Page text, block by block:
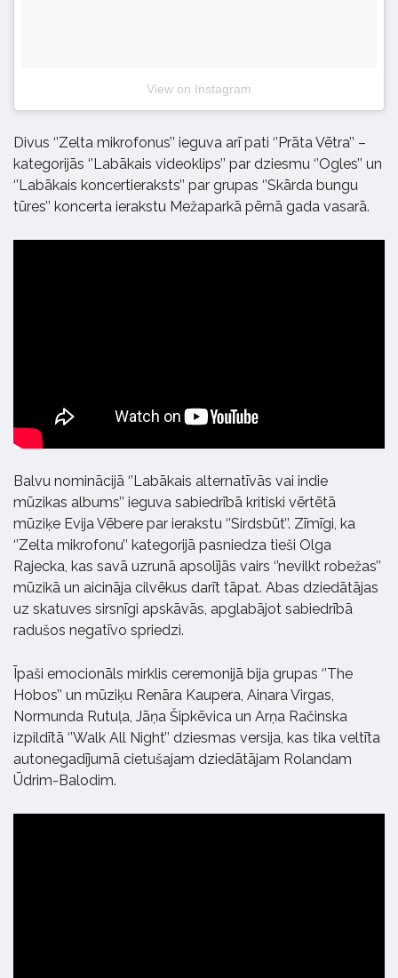
View on Instagram
Divus ‘’Zelta mikrofonus’’ ieguva arī pati ‘’Prāta Vētra’’ –
kategorijās ‘’Labākais videoklips’’ par dziesmu ‘’Ogles’’ un
‘’Labākais koncertieraksts’’ par grupas ‘’Skārda bungu
tūres’’ koncerta ierakstu Mežaparkā pērnā gada vasarā.
Balvu nominācijā ‘’Labākais alternatīvās vai indie
mūzikas albums’’ ieguva sabiedrībā kritiski vērtētā
mūziķe Evija Vēbere par ierakstu ‘’Sirdsbūt’’. Zīmīgi, ka
‘’Zelta mikrofonu’’ kategorijā pasniedza tieši Olga
Rajecka, kas savā uzrunā apsolījās vairs ‘’nevilkt robežas’’
mūzikā un aicināja cilvēkus darīt tāpat. Abas dziedātājas
uz skatuves sirsnīgi apskāvās, apglabājot sabiedrībā
radušos negatīvo spriedzi.
Īpaši emocionāls mirklis ceremonijā bija grupas ‘’The
Hobos’’ un mūziķu Renāra Kaupera, Ainara Virgas,
Normunda Rutuļa, Jāņa Šipkēvica un Arņa Račinska
izpildītā ‘’Walk All Night’’ dziesmas versija, kas tika veltīta
autonegadījumā cietušajam dziedātājam Rolandam
Ūdrim-Balodim.